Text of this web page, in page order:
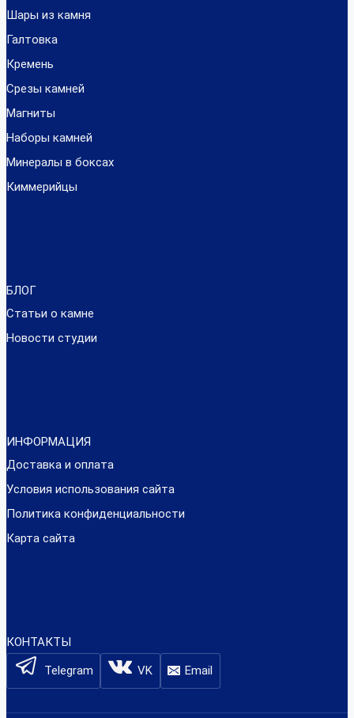
Шары из камня
Галтовка
Кремень
Срезы камней
Магниты
Наборы камней
Минералы в боксах
Киммерийцы
БЛОГ
Статьи о камне
Новости студии
ИНФОРМАЦИЯ
Доставка и оплата
Условия использования сайта
Политика конфиденциальности
Карта сайта
КОНТАКТЫ
Telegram VK Email